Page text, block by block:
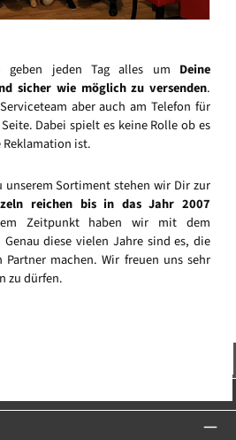
geben jeden Tag alles um Deine
sicher wie möglich zu versenden.
aber auch am Telefon für
Dabei spielt es keine Rolle ob es
ist.
Sortiment stehen wir Dir zur
reichen bis in das Jahr 2007
Zeitpunkt haben wir mit dem
diese vielen Jahre sind es, die
machen. Wir freuen uns sehr
zu dürfen.